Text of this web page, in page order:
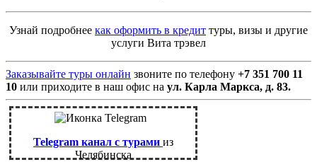
Узнай подробнее как оформить в кредит туры, визы и другие
услуги Вита трэвел
Заказывайте туры онлайн звоните по телефону +7 351 700 11
10 или приходите в наш офис на ул. Карла Маркса, д. 83.
Telegram канал с турами из
Челябинска